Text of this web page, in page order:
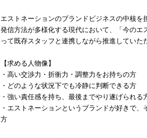
エストネーションのブランドビジネスの中核を
発信方法が多様化する現代において、「今の
って既存スタッフと連携しながら推進していた
【求める人物像】
・高い交渉力・折衝力・調整力をお持ちの方
・どのような状況下でも冷静に判断できる方
・強い責任感を持ち、最後までやり遂げられる
・エストネーションというブランドが好きで
方